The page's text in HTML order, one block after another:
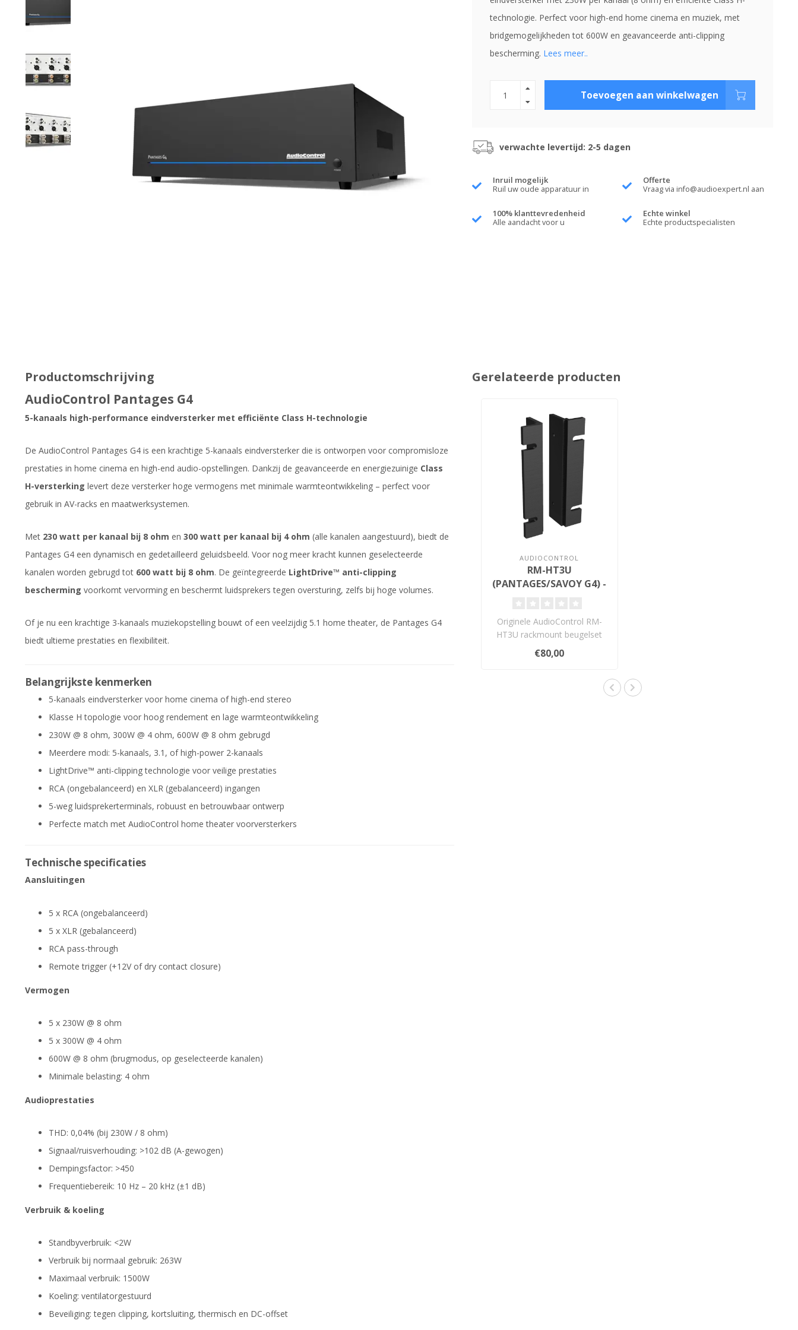
technologie. Perfect voor high-end home cinema en muziek, met
bridgemogelijkheden tot 600W en geavanceerde anti-clipping
bescherming. Lees meer..
Toevoegen aan winkelwagen
verwachte levertijd: 2-5 dagen
Inruil mogelijk
Ruil uw oude apparatuur in
Offerte
Vraag via info@audioexpert.nl aan
100% klanttevredenheid
Alle aandacht voor u
Echte winkel
Echte productspecialisten
Productomschrijving
AudioControl Pantages G4
5-kanaals high-performance eindversterker met efficiënte Class H-technologie
De AudioControl Pantages G4 is een krachtige 5-kanaals eindversterker die is ontworpen voor compromisloze
prestaties in home cinema en high-end audio-opstellingen. Dankzij de geavanceerde en energiezuinige Class
H-versterking levert deze versterker hoge vermogens met minimale warmteontwikkeling – perfect voor
gebruik in AV-racks en maatwerksystemen.
Met 230 watt per kanaal bij 8 ohm en 300 watt per kanaal bij 4 ohm (alle kanalen aangestuurd), biedt de
Pantages G4 een dynamisch en gedetailleerd geluidsbeeld. Voor nog meer kracht kunnen geselecteerde
kanalen worden gebrugd tot 600 watt bij 8 ohm. De geïntegreerde LightDrive™ anti-clipping
bescherming voorkomt vervorming en beschermt luidsprekers tegen oversturing, zelfs bij hoge volumes.
Of je nu een krachtige 3-kanaals muziekopstelling bouwt of een veelzijdig 5.1 home theater, de Pantages G4
biedt ultieme prestaties en flexibiliteit.
Belangrijkste kenmerken
5-kanaals eindversterker voor home cinema of high-end stereo
Klasse H topologie voor hoog rendement en lage warmteontwikkeling
230W @ 8 ohm, 300W @ 4 ohm, 600W @ 8 ohm gebrugd
Meerdere modi: 5-kanaals, 3.1, of high-power 2-kanaals
LightDrive™ anti-clipping technologie voor veilige prestaties
RCA (ongebalanceerd) en XLR (gebalanceerd) ingangen
5-weg luidsprekerterminals, robuust en betrouwbaar ontwerp
Perfecte match met AudioControl home theater voorversterkers
Technische specificaties
Aansluitingen
5 x RCA (ongebalanceerd)
5 x XLR (gebalanceerd)
RCA pass-through
Remote trigger (+12V of dry contact closure)
Vermogen
5 x 230W @ 8 ohm
5 x 300W @ 4 ohm
600W @ 8 ohm (brugmodus, op geselecteerde kanalen)
Minimale belasting: 4 ohm
Audioprestaties
THD: 0,04% (bij 230W / 8 ohm)
Signaal/ruisverhouding: >102 dB (A-gewogen)
Dempingsfactor: >450
Frequentiebereik: 10 Hz – 20 kHz (±1 dB)
Verbruik & koeling
Standbyverbruik: <2W
Verbruik bij normaal gebruik: 263W
Maximaal verbruik: 1500W
Koeling: ventilatorgestuurd
Beveiliging: tegen clipping, kortsluiting, thermisch en DC-offset
Gerelateerde producten
AUDIOCONTROL
RM-HT3U
(PANTAGES/SAVOY G4) -
Originele AudioControl RM-
HT3U rackmount beugelset
voor veilige montage van
Savo..
€80,00